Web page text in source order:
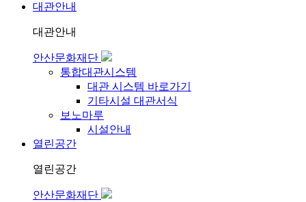
대관안내
대관안내
안산문화재단
통합대관시스템
대관 시스템 바로가기
기타시설 대관서식
보노마루
시설안내
열린공간
열린공간
안산문화재단